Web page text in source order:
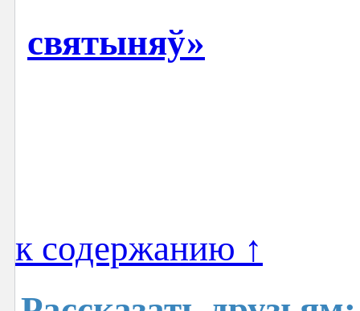
святыняў»
к содержанию ↑